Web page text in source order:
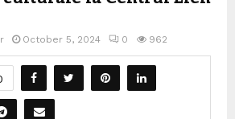
October 5, 2024 0 962